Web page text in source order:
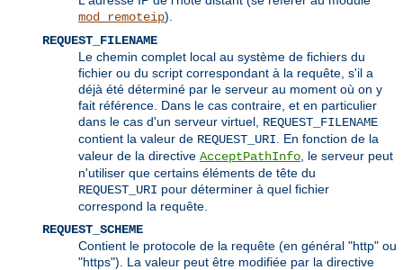
mod_remoteip).
REQUEST_FILENAME
Le chemin complet local au système de fichiers du
fichier ou du script correspondant à la requête, s'il a
déjà été déterminé par le serveur au moment où on y
fait référence. Dans le cas contraire, et en particulier
dans le cas d'un serveur virtuel, REQUEST_FILENAME
contient la valeur de REQUEST_URI . En fonction de la
valeur de la directive AcceptPathInfo , le serveur peut
n'utiliser que certains éléments de tête du
REQUEST_URI pour déterminer à quel fichier
correspond la requête.
REQUEST_SCHEME
Contient le protocole de la requête (en général "http" ou
"https"). La valeur peut être modifiée par la directive